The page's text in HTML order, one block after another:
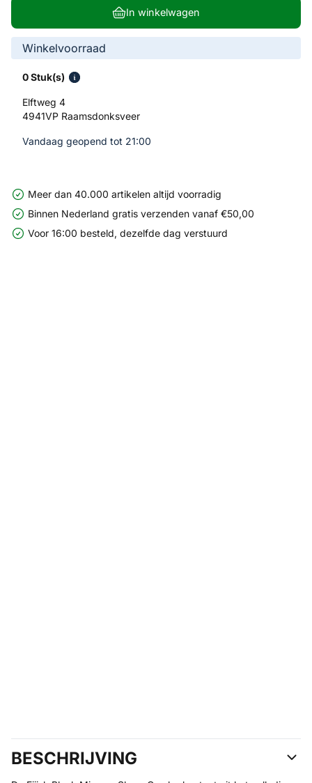
In winkelwagen
Winkelvoorraad
0 Stuk(s)
Elftweg 4
4941VP Raamsdonksveer
Vandaag geopend tot 21:00
Meer dan 40.000 artikelen altijd voorradig
Binnen Nederland gratis verzenden vanaf €50,00
Voor 16:00 besteld, dezelfde dag verstuurd
BESCHRIJVING